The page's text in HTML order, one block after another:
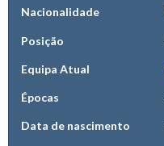
Nacionalidade
Posição
Equipa Atual
Épocas
Data de nascimento